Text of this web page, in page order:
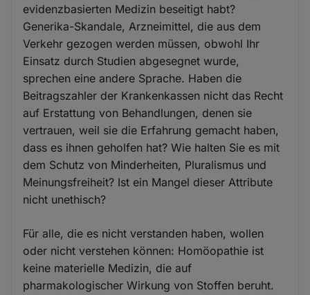
evidenzbasierten Medizin beseitigt habt?
Generika-Skandale, Arzneimittel, die aus dem
Verkehr gezogen werden müssen, obwohl Ihr
Einsatz durch Studien abgesegnet wurde,
sprechen eine andere Sprache. Haben die
Beitragszahler der Krankenkassen nicht das Recht
auf Erstattung von Behandlungen, denen sie
vertrauen, weil sie die Erfahrung gemacht haben,
dass es ihnen geholfen hat? Wie halten Sie es mit
dem Schutz von Minderheiten, Pluralismus und
Meinungsfreiheit? Ist ein Mangel dieser Attribute
nicht unethisch?
Für alle, die es nicht verstanden haben, wollen
oder nicht verstehen können: Homöopathie ist
keine materielle Medizin, die auf
pharmakologischer Wirkung von Stoffen beruht.